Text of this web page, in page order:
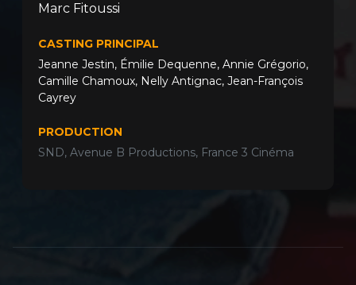
Marc Fitoussi
CASTING PRINCIPAL
Jeanne Jestin, Émilie Dequenne, Annie Grégorio,
Camille Chamoux, Nelly Antignac, Jean-François
Cayrey
PRODUCTION
SND, Avenue B Productions, France 3 Cinéma